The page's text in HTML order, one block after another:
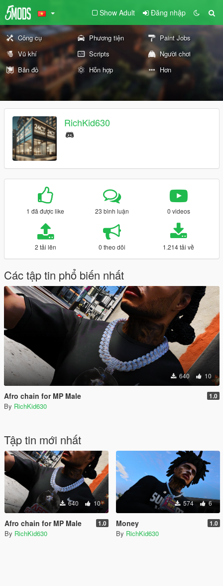
Show Adult Đăng nhập
Công cụ Phương tiện
Paint Jobs
Vũ khí
Scripts
Người chơi
Bản đồ
Hỗn hợp Hơn
RichKid630
1 đã được like 23 bình luận 0 videos
2 tải lên 0 theo dõi 1.214 tải về
Các tập tin phổ biến nhất
640 10
Afro chain for MP Male 1.0
By RichKid630
Tập tin mới nhất
640 10
Afro chain for MP Male 1.0
By RichKid630
574 6
Money 1.0
By RichKid630